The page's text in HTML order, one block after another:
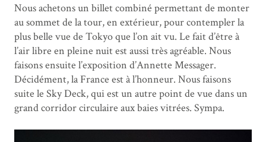
Nous achetons un billet combiné permettant de monter
au sommet de la tour, en extérieur, pour contempler la
plus belle vue de Tokyo que l’on ait vu. Le fait d’être à
l’air libre en pleine nuit est aussi très agréable. Nous
faisons ensuite l’exposition d’Annette Messager.
Décidément, la France est à l’honneur. Nous faisons
suite le Sky Deck, qui est un autre point de vue dans un
grand corridor circulaire aux baies vitrées. Sympa.